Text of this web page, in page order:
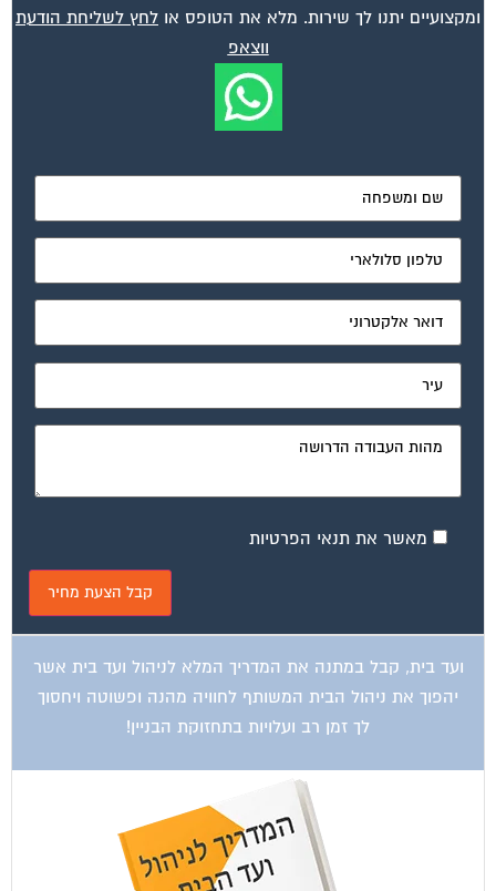
ומקצועיים יתנו לך שירות. מלא את הטופס או לחץ לשליחת הודעת
ווצאפ
מאשר את תנאי הפרטיות
ועד בית, קבל במתנה את המדריך המלא לניהול ועד בית אשר
יהפוך את ניהול הבית המשותף לחוויה מהנה ופשוטה ויחסוך
לך זמן רב ועלויות בתחזוקת הבניין!